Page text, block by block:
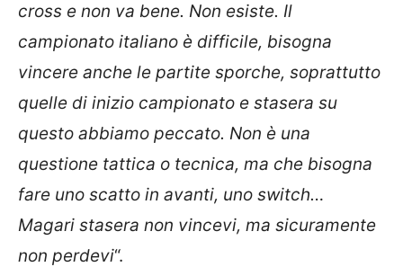
cross e non va bene. Non esiste. Il
campionato italiano è difficile, bisogna
vincere anche le partite sporche, soprattutto
quelle di inizio campionato e stasera su
questo abbiamo peccato. Non è una
questione tattica o tecnica, ma che bisogna
fare uno scatto in avanti, uno switch…
Magari stasera non vincevi, ma sicuramente
non perdevi“.